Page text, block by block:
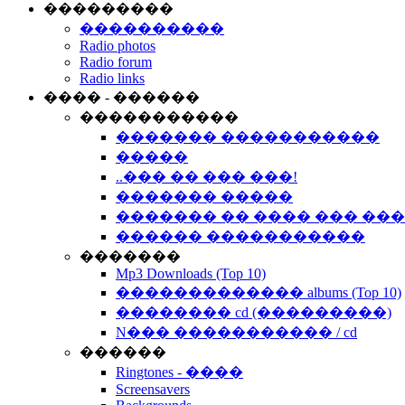
���������
����������
Radio photos
Radio forum
Radio links
���� - ������
�����������
������� �����������
�����
..��� �� ��� ���!
������� �����
������� �� ���� ���
������ �����������
�������
Mp3 Downloads (Top 10)
������������� albums (Top 10)
�������� cd (���������)
N��� ����������� / cd
������
Ringtones - ����
Screensavers